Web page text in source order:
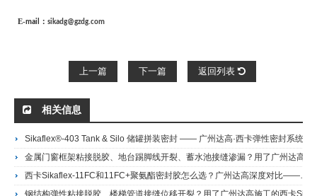
E-mail ： sikadg@gzdg.com
上一篇 下一篇 返回列表
相关信息
西卡Sikaflex-11FC和11FC+聚氨酯密封胶怎么选？广州达高深度对比——港珠澳大桥人工岛地坪施工商Sikaflex 11FC+ 高性能聚氨酯密封粘接胶